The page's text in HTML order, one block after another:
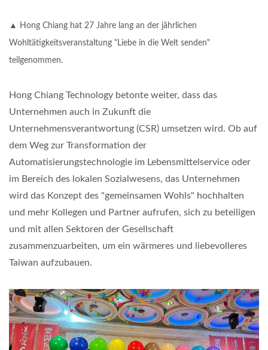
▲ Hong Chiang hat 27 Jahre lang an der jährlichen
Wohltätigkeitsveranstaltung "Liebe in die Welt senden"
teilgenommen.
Hong Chiang Technology betonte weiter, dass das
Unternehmen auch in Zukunft die
Unternehmensverantwortung (CSR) umsetzen wird. Ob auf
dem Weg zur Transformation der
Automatisierungstechnologie im Lebensmittelservice oder
im Bereich des lokalen Sozialwesens, das Unternehmen
wird das Konzept des "gemeinsamen Wohls" hochhalten
und mehr Kollegen und Partner aufrufen, sich zu beteiligen
und mit allen Sektoren der Gesellschaft
zusammenzuarbeiten, um ein wärmeres und liebevolleres
Taiwan aufzubauen.